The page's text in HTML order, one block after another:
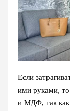
Если
ими руками, то
и МДФ, так как